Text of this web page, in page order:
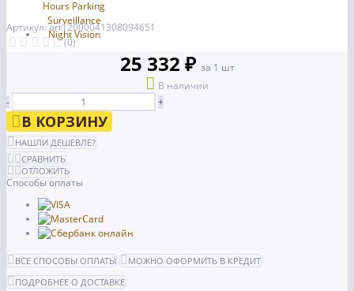
Артикул: art12000041308094651
(0)
25 332 ₽ за 1 шт
В наличии
-
+
В КОРЗИНУ
НАШЛИ ДЕШЕВЛЕ?
СРАВНИТЬ
ОТЛОЖИТЬ
Способы оплаты
ВСЕ СПОСОБЫ ОПЛАТЫ
МОЖНО ОФОРМИТЬ В КРЕДИТ
ПОДРОБНЕЕ О ДОСТАВКЕ